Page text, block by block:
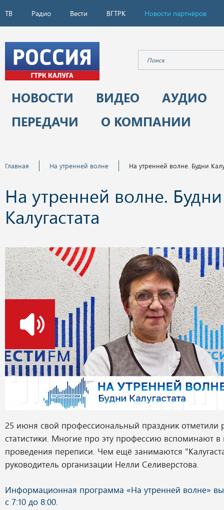
ТВ Радио Вести ВГТРК Новости партнёров
НОВОСТИ ВИДЕО
АУДИО
ПЕРЕДАЧИ
О КОМПАНИИ
Главная На утренней волне На утренней волне. Будни
На утренней волне. Будни
Калугастата
25 июня свой профессиональный праздник отметили
статистики. Многие про эту профессию вспоминают в
проведения переписи. Чем ещё занимаются
руководитель организации Нелли Селиверстова.